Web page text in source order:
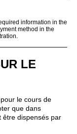
information in the
method in the
LE
le cours de
que dans
être dispensés par